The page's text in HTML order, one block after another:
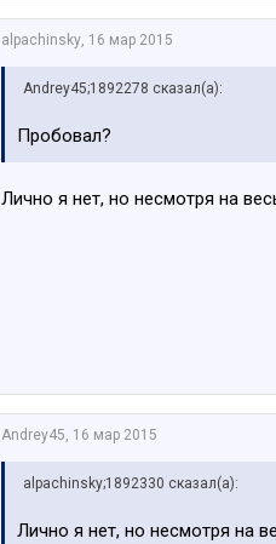
alpachinsky, 16 мар 2015
Andrey45;1892278 сказал(а):
Пробовал?
Лично я нет, но несмотря на
Andrey45, 16 мар 2015
alpachinsky;1892330 сказал(а):
Лично я нет, но несмотря на